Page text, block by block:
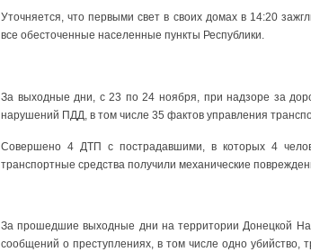
Уточняется, что первыми свет в своих домах в 14:20
все обесточенные населенные пункты Республики.
За выходные дни, с 23 по 24 ноября, при надзоре за
нарушений ПДД, в том числе 35 фактов управления
Совершено 4 ДТП с пострадавшими, в которых 4
транспортные средства получили механические
За прошедшие выходные дни на территории Донецкой
сообщений о преступлениях, в том числе одно убийство,